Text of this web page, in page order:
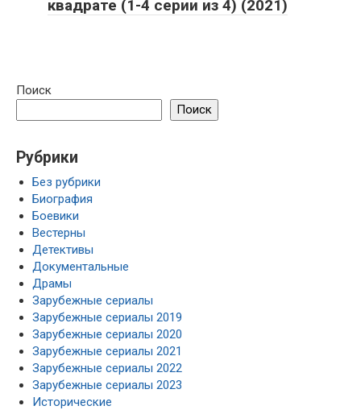
квадрате (1-4 серии из 4) (2021)
Поиск
Поиск
Рубрики
Без рубрики
Биография
Боевики
Вестерны
Детективы
Документальные
Драмы
Зарубежные сериалы
Зарубежные сериалы 2019
Зарубежные сериалы 2020
Зарубежные сериалы 2021
Зарубежные сериалы 2022
Зарубежные сериалы 2023
Исторические